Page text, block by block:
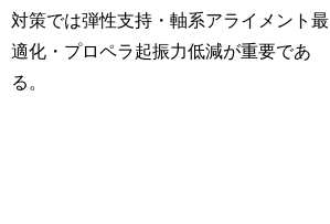
対策では弾性支持・軸系アライメント最
適化・プロペラ起振力低減が重要であ
る。